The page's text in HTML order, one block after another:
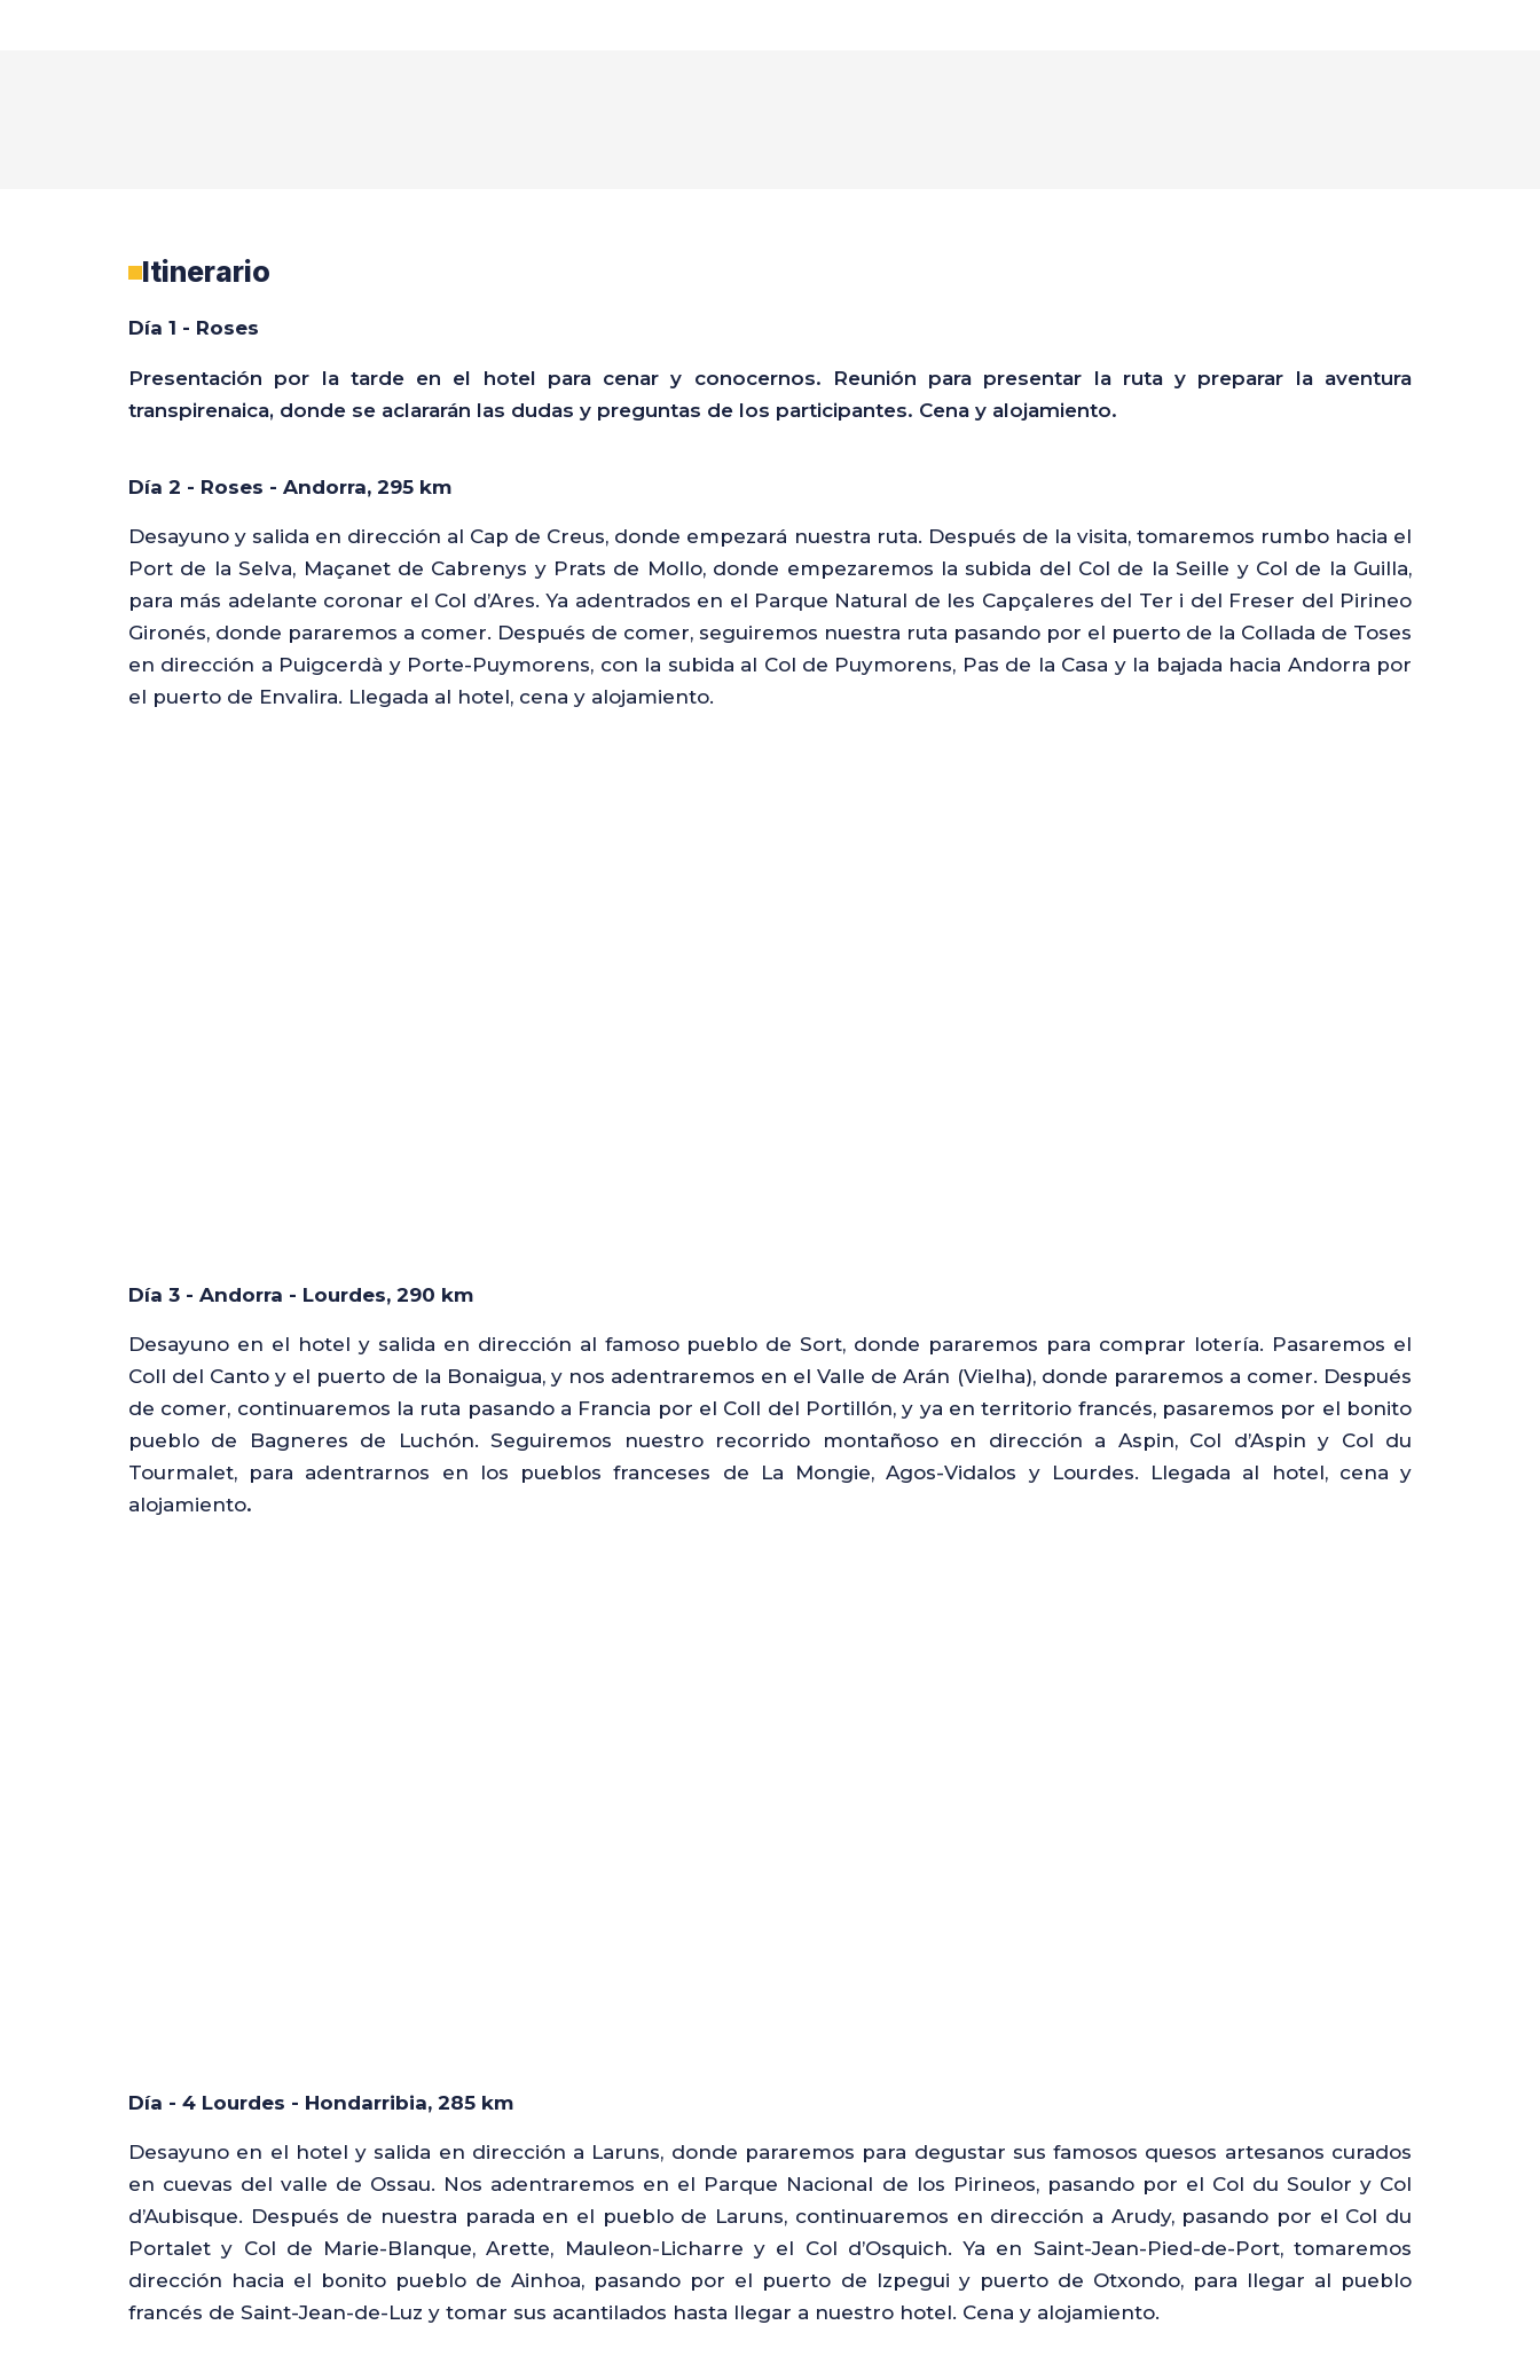
Itinerario
Día 1 - Roses
Presentación por la tarde en el hotel para cenar y conocernos. Reunión para presentar la ruta y preparar la aventura
transpirenaica, donde se aclararán las dudas y preguntas de los participantes. Cena y alojamiento.
Día 2 - Roses - Andorra, 295 km
Desayuno y salida en dirección al Cap de Creus, donde empezará nuestra ruta. Después de la visita, tomaremos rumbo hacia el
Port de la Selva, Maçanet de Cabrenys y Prats de Mollo, donde empezaremos la subida del Col de la Seille y Col de la Guilla,
para más adelante coronar el Col d’Ares. Ya adentrados en el Parque Natural de les Capçaleres del Ter i del Freser del Pirineo
Gironés, donde pararemos a comer. Después de comer, seguiremos nuestra ruta pasando por el puerto de la Collada de Toses
en dirección a Puigcerdà y Porte-Puymorens, con la subida al Col de Puymorens, Pas de la Casa y la bajada hacia Andorra por
el puerto de Envalira. Llegada al hotel, cena y alojamiento.
Día 3 - Andorra - Lourdes, 290 km
Desayuno en el hotel y salida en dirección al famoso pueblo de Sort, donde pararemos para comprar lotería. Pasaremos el
Coll del Canto y el puerto de la Bonaigua, y nos adentraremos en el Valle de Arán (Vielha), donde pararemos a comer. Después
de comer, continuaremos la ruta pasando a Francia por el Coll del Portillón, y ya en territorio francés, pasaremos por el bonito
pueblo de Bagneres de Luchón. Seguiremos nuestro recorrido montañoso en dirección a Aspin, Col d’Aspin y Col du
Tourmalet, para adentrarnos en los pueblos franceses de La Mongie, Agos-Vidalos y Lourdes. Llegada al hotel, cena y
alojamiento.
Día - 4 Lourdes - Hondarribia, 285 km
Desayuno en el hotel y salida en dirección a Laruns, donde pararemos para degustar sus famosos quesos artesanos curados
en cuevas del valle de Ossau. Nos adentraremos en el Parque Nacional de los Pirineos, pasando por el Col du Soulor y Col
d’Aubisque. Después de nuestra parada en el pueblo de Laruns, continuaremos en dirección a Arudy, pasando por el Col du
Portalet y Col de Marie-Blanque, Arette, Mauleon-Licharre y el Col d’Osquich. Ya en Saint-Jean-Pied-de-Port, tomaremos
dirección hacia el bonito pueblo de Ainhoa, pasando por el puerto de Izpegui y puerto de Otxondo, para llegar al pueblo
francés de Saint-Jean-de-Luz y tomar sus acantilados hasta llegar a nuestro hotel. Cena y alojamiento.